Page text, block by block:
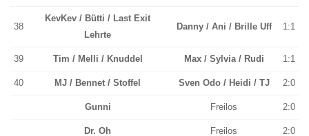
38
KevKev / Bütti / Last Exit
Lehrte
Danny / Ani / Brille Uff 1:1
39 Tim / Melli / Knuddel Max / Sylvia / Rudi 1:1
40 MJ / Bennet / Stoffel Sven Odo / Heidi / TJ 2:0
Gunni Freilos 2:0
Dr. Oh Freilos 2:0